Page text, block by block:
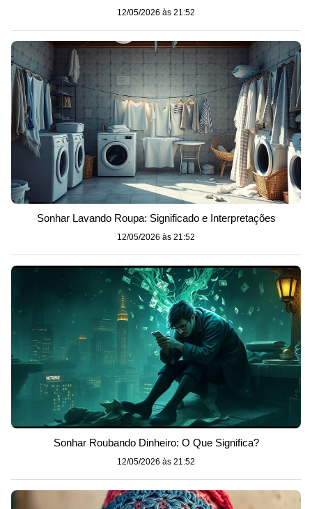
12/05/2026 às 21:52
Sonhar Lavando Roupa: Significado e Interpretações
12/05/2026 às 21:52
Sonhar Roubando Dinheiro: O Que Significa?
12/05/2026 às 21:52